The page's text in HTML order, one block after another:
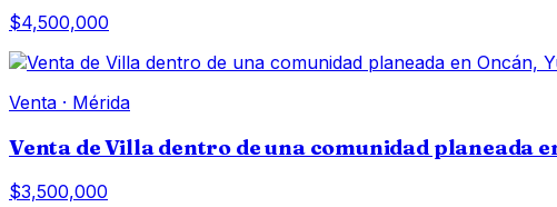
$4,500,000
Venta · Mérida
Venta de Villa dentro de una comunidad planeada
$3,500,000